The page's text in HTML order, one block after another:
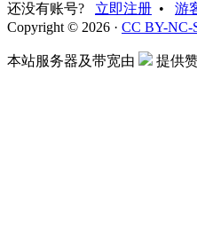
还没有账号?
立即注册 • 游
Copyright © 2026 · CC BY-NC-
本站服务器及带宽由 提供